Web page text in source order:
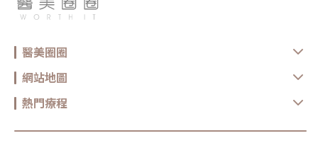
醫美圈圈
網站地圖
熱門療程